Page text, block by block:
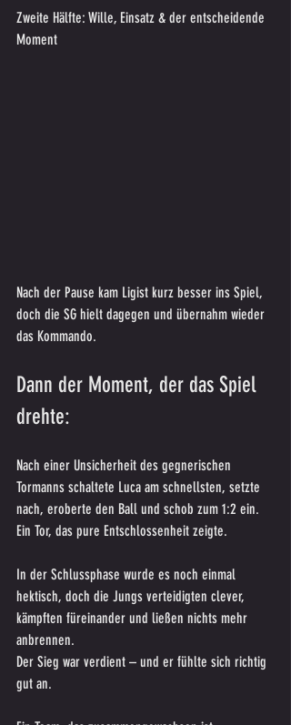
Zweite Hälfte: Wille, Einsatz & der entscheidende
Moment
Nach der Pause kam Ligist kurz besser ins Spiel,
doch die SG hielt dagegen und übernahm wieder
das Kommando.
Dann der Moment, der das Spiel
drehte:
Nach einer Unsicherheit des gegnerischen
Tormanns schaltete Luca am schnellsten, setzte
nach, eroberte den Ball und schob zum 1:2 ein.
Ein Tor, das pure Entschlossenheit zeigte.
In der Schlussphase wurde es noch einmal
hektisch, doch die Jungs verteidigten clever,
kämpften füreinander und ließen nichts mehr
anbrennen.
Der Sieg war verdient – und er fühlte sich richtig
gut an.